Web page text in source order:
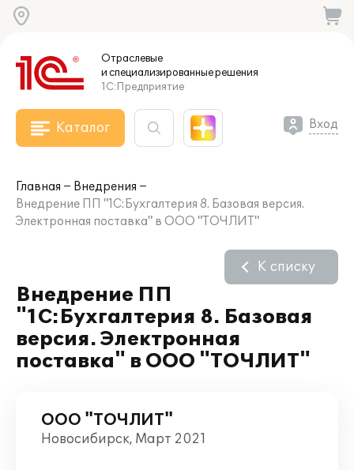
Отраслевые
и специализированныерешения
1С:Предприятие
Каталог Вход
Главная
Внедрения
Внедрение ПП "1С:Бухгалтерия 8. Базовая версия.
Электронная поставка" в ООО "ТОЧЛИТ"
Внедрение ПП
"1С:Бухгалтерия 8. Базовая
версия. Электронная
поставка" в ООО "ТОЧЛИТ"
К списку
ООО "ТОЧЛИТ"
Новосибирск, Март 2021